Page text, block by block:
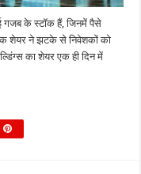
गजब के स्टॉक हैं, जिनमें पैसे
शेयर ने झटके से निवेशकों को
का शेयर एक ही दिन में